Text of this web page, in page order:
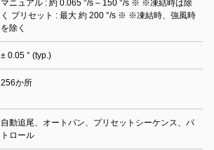
マニュアル : 約 0.065 °/s – 150 °/s ※ ※凍結時は除
く プリセット : 最大 約 200 °/s ※ ※凍結時、強風時
を除く
± 0.05 ° (typ.)
256か所
自動追尾、オートパン、プリセットシーケンス、パ
トロール